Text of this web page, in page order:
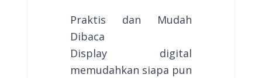
Praktis dan Mudah
Dibaca
Display digital
memudahkan siapa pun